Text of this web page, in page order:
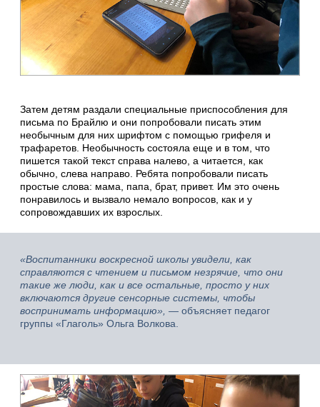
Затем детям раздали специальные приспособления для
письма по Брайлю и они попробовали писать этим
необычным для них шрифтом с помощью грифеля и
трафаретов. Необычность состояла еще и в том, что
пишется такой текст справа налево, а читается, как
обычно, слева направо. Ребята попробовали писать
простые слова: мама, папа, брат, привет. Им это очень
понравилось и вызвало немало вопросов, как и у
сопровождавших их взрослых.
«Воспитанники воскресной школы увидели, как
справляются с чтением и письмом незрячие, что они
такие же люди, как и все остальные, просто у них
включаются другие сенсорные системы, чтобы
воспринимать информацию», — объясняет педагог
группы «Глаголь» Ольга Волкова.